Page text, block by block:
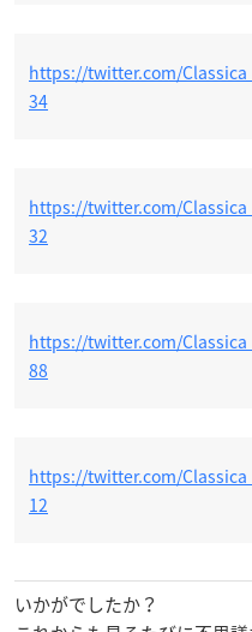
https://twitter.com/
34
https://twitter.com/
32
https://twitter.com/
88
https://twitter.com/
12
いかがでしたか？